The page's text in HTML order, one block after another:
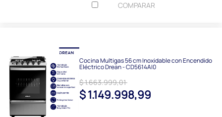
COMPARAR
Cocina Multigas 56 cm Inoxidable con Encendido
Eléctrico Drean - CD5614AI0
$ 1.663.999,01
$ 1.149.998,99